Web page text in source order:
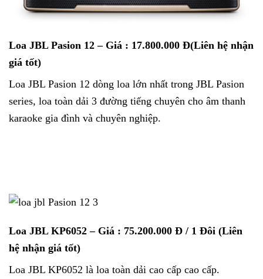
Loa JBL Pasion 12 – Giá : 17.800.000 Đ(Liên hệ nhận
giá tốt)
Loa JBL Pasion 12 dòng loa lớn nhất trong JBL Pasion
series, loa toàn dải 3 đường tiếng chuyên cho âm thanh
karaoke gia đình và chuyên nghiệp.
Loa JBL KP6052 – Giá : 75.200.000 Đ / 1 Đôi (Liên
hệ nhận giá tốt)
Loa JBL KP6052 là loa toàn dải cao cấp cao cấp.